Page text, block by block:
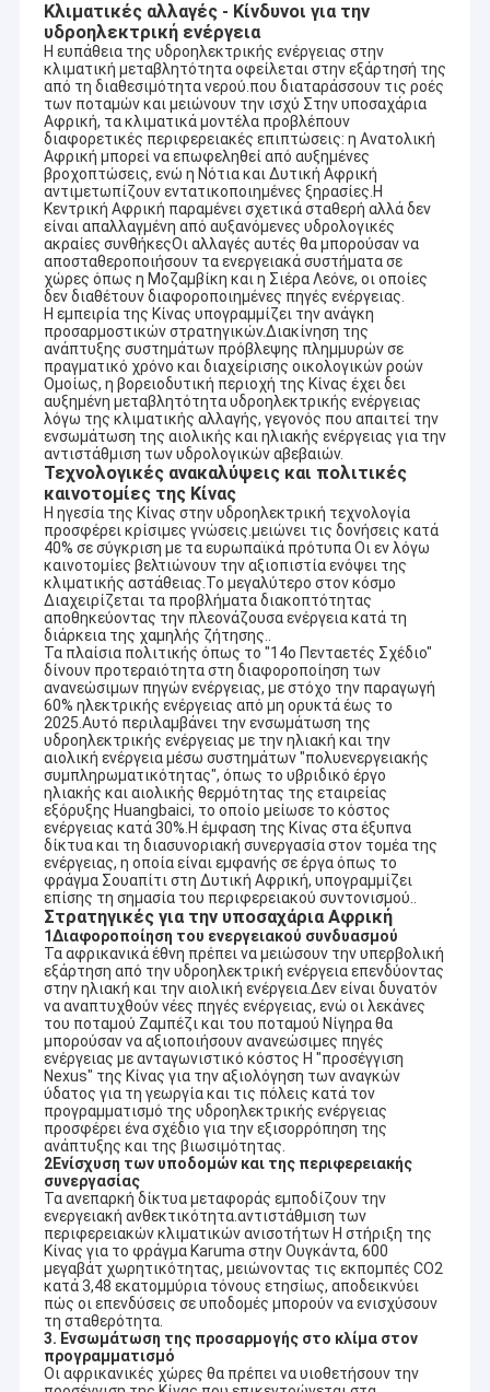
Κλιματικές αλλαγές - Κίνδυνοι για την
υδροηλεκτρική ενέργεια
Η ευπάθεια της υδροηλεκτρικής ενέργειας στην
κλιματική μεταβλητότητα οφείλεται στην εξάρτησή της
από τη διαθεσιμότητα νερού.που διαταράσσουν τις ροές
των ποταμών και μειώνουν την ισχύ Στην υποσαχάρια
Αφρική, τα κλιματικά μοντέλα προβλέπουν
διαφορετικές περιφερειακές επιπτώσεις: η Ανατολική
Αφρική μπορεί να επωφεληθεί από αυξημένες
βροχοπτώσεις, ενώ η Νότια και Δυτική Αφρική
αντιμετωπίζουν εντατικοποιημένες ξηρασίες.Η
Κεντρική Αφρική παραμένει σχετικά σταθερή αλλά δεν
είναι απαλλαγμένη από αυξανόμενες υδρολογικές
ακραίες συνθήκεςΟι αλλαγές αυτές θα μπορούσαν να
αποσταθεροποιήσουν τα ενεργειακά συστήματα σε
χώρες όπως η Μοζαμβίκη και η Σιέρα Λεόνε, οι οποίες
δεν διαθέτουν διαφοροποιημένες πηγές ενέργειας.
Η εμπειρία της Κίνας υπογραμμίζει την ανάγκη
προσαρμοστικών στρατηγικών.∆ιακίνηση της
ανάπτυξης συστημάτων πρόβλεψης πλημμυρών σε
πραγματικό χρόνο και διαχείρισης οικολογικών ροών
Ομοίως, η βορειοδυτική περιοχή της Κίνας έχει δει
αυξημένη μεταβλητότητα υδροηλεκτρικής ενέργειας
λόγω της κλιματικής αλλαγής, γεγονός που απαιτεί την
ενσωμάτωση της αιολικής και ηλιακής ενέργειας για την
αντιστάθμιση των υδρολογικών αβεβαιών.
Τεχνολογικές ανακαλύψεις και πολιτικές
καινοτομίες της Κίνας
Η ηγεσία της Κίνας στην υδροηλεκτρική τεχνολογία
προσφέρει κρίσιμες γνώσεις.μειώνει τις δονήσεις κατά
40% σε σύγκριση με τα ευρωπαϊκά πρότυπα Οι εν λόγω
καινοτομίες βελτιώνουν την αξιοπιστία ενόψει της
κλιματικής αστάθειας.Το μεγαλύτερο στον κόσμο
∆ιαχειρίζεται τα προβλήματα διακοπτότητας
αποθηκεύοντας την πλεονάζουσα ενέργεια κατά τη
διάρκεια της χαμηλής ζήτησης..
Τα πλαίσια πολιτικής όπως το "14ο Πενταετές Σχέδιο"
δίνουν προτεραιότητα στη διαφοροποίηση των
ανανεώσιμων πηγών ενέργειας, με στόχο την παραγωγή
60% ηλεκτρικής ενέργειας από μη ορυκτά έως το
2025.Αυτό περιλαμβάνει την ενσωμάτωση της
υδροηλεκτρικής ενέργειας με την ηλιακή και την
αιολική ενέργεια μέσω συστημάτων "πολυενεργειακής
συμπληρωματικότητας", όπως το υβριδικό έργο
ηλιακής και αιολικής θερμότητας της εταιρείας
εξόρυξης Huangbaici, το οποίο μείωσε το κόστος
ενέργειας κατά 30%.Η έμφαση της Κίνας στα έξυπνα
δίκτυα και τη διασυνοριακή συνεργασία στον τομέα της
ενέργειας, η οποία είναι εμφανής σε έργα όπως το
φράγμα Σουαπίτι στη Δυτική Αφρική, υπογραμμίζει
επίσης τη σημασία του περιφερειακού συντονισμού..
Στρατηγικές για την υποσαχάρια Αφρική
1Διαφοροποίηση του ενεργειακού συνδυασμού
Τα αφρικανικά έθνη πρέπει να μειώσουν την υπερβολική
εξάρτηση από την υδροηλεκτρική ενέργεια επενδύοντας
στην ηλιακή και την αιολική ενέργεια.∆εν είναι δυνατόν
να αναπτυχθούν νέες πηγές ενέργειας, ενώ οι λεκάνες
του ποταμού Ζαμπέζι και του ποταμού Νίγηρα θα
μπορούσαν να αξιοποιήσουν ανανεώσιμες πηγές
ενέργειας με ανταγωνιστικό κόστος Η "προσέγγιση
Nexus" της Κίνας για την αξιολόγηση των αναγκών
ύδατος για τη γεωργία και τις πόλεις κατά τον
προγραμματισμό της υδροηλεκτρικής ενέργειας
προσφέρει ένα σχέδιο για την εξισορρόπηση της
ανάπτυξης και της βιωσιμότητας.
2Ενίσχυση των υποδομών και της περιφερειακής
συνεργασίας
Τα ανεπαρκή δίκτυα μεταφοράς εμποδίζουν την
ενεργειακή ανθεκτικότητα.αντιστάθμιση των
περιφερειακών κλιματικών ανισοτήτων Η στήριξη της
Κίνας για το φράγμα Karuma στην Ουγκάντα, 600
μεγαβάτ χωρητικότητας, μειώνοντας τις εκπομπές CO2
κατά 3,48 εκατομμύρια τόνους ετησίως, αποδεικνύει
πώς οι επενδύσεις σε υποδομές μπορούν να ενισχύσουν
τη σταθερότητα.
3. Ενσωμάτωση της προσαρμογής στο κλίμα στον
προγραμματισμό
Οι αφρικανικές χώρες θα πρέπει να υιοθετήσουν την